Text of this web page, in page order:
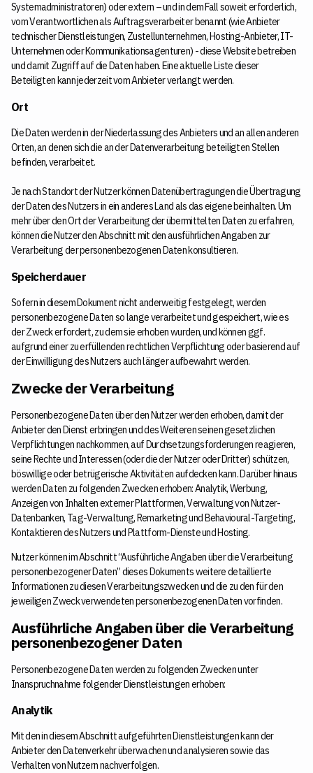
Systemadministratoren) oder extern – und in dem Fall soweit erforderlich,
vom Verantwortlichen als Auftragsverarbeiter benannt (wie Anbieter
technischer Dienstleistungen, Zustellunternehmen, Hosting-Anbieter, IT-
Unternehmen oder Kommunikationsagenturen) - diese Website betreiben
und damit Zugriff auf die Daten haben. Eine aktuelle Liste dieser
Beteiligten kann jederzeit vom Anbieter verlangt werden.
Ort
Die Daten werden in der Niederlassung des Anbieters und an allen anderen
Orten, an denen sich die an der Datenverarbeitung beteiligten Stellen
befinden, verarbeitet.
Je nach Standort der Nutzer können Datenübertragungen die Übertragung
der Daten des Nutzers in ein anderes Land als das eigene beinhalten. Um
mehr über den Ort der Verarbeitung der übermittelten Daten zu erfahren,
können die Nutzer den Abschnitt mit den ausführlichen Angaben zur
Verarbeitung der personenbezogenen Daten konsultieren.
Speicherdauer
Sofern in diesem Dokument nicht anderweitig festgelegt, werden
personenbezogene Daten so lange verarbeitet und gespeichert, wie es
der Zweck erfordert, zu dem sie erhoben wurden, und können ggf.
aufgrund einer zu erfüllenden rechtlichen Verpflichtung oder basierend auf
der Einwilligung des Nutzers auch länger aufbewahrt werden.
Zwecke der Verarbeitung
Personenbezogene Daten über den Nutzer werden erhoben, damit der
Anbieter den Dienst erbringen und des Weiteren seinen gesetzlichen
Verpflichtungen nachkommen, auf Durchsetzungsforderungen reagieren,
seine Rechte und Interessen (oder die der Nutzer oder Dritter) schützen,
böswillige oder betrügerische Aktivitäten aufdecken kann. Darüber hinaus
werden Daten zu folgenden Zwecken erhoben: Analytik, Werbung,
Anzeigen von Inhalten externer Plattformen, Verwaltung von Nutzer-
Datenbanken, Tag-Verwaltung, Remarketing und Behavioural-Targeting,
Kontaktieren des Nutzers und Plattform-Dienste und Hosting.
Nutzer können im Abschnitt “Ausführliche Angaben über die Verarbeitung
personenbezogener Daten” dieses Dokuments weitere detaillierte
Informationen zu diesen Verarbeitungszwecken und die zu den für den
jeweiligen Zweck verwendeten personenbezogenen Daten vorfinden.
Ausführliche Angaben über die Verarbeitung
personenbezogener Daten
Personenbezogene Daten werden zu folgenden Zwecken unter
Inanspruchnahme folgender Dienstleistungen erhoben:
Analytik
Mit den in diesem Abschnitt aufgeführten Dienstleistungen kann der
Anbieter den Datenverkehr überwachen und analysieren sowie das
Verhalten von Nutzern nachverfolgen.